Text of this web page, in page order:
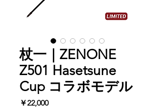
杖一｜ZENONE
Z501 Hasetsune
Cup コラボモデル
￥22,000価